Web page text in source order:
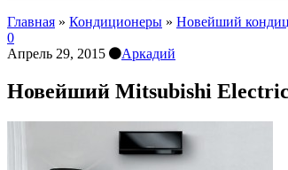
Главная » Кондиционеры » Новейший
0
Апрель 29, 2015
Аркадий
Новейший Mitsubishi